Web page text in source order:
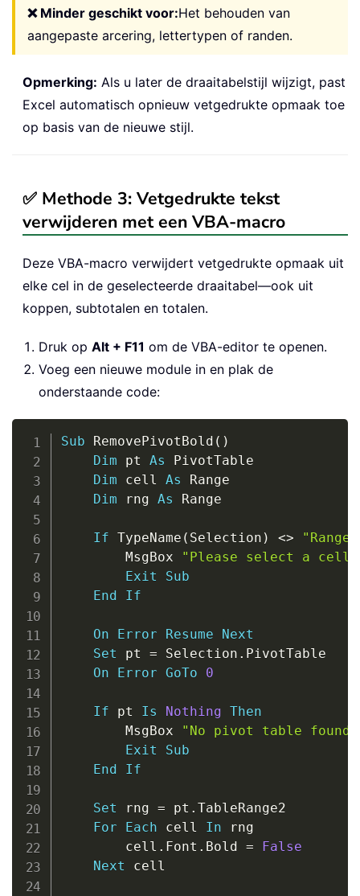
❌ Minder geschikt voor:Het behouden van
aangepaste arcering, lettertypen of randen.
Opmerking: Als u later de draaitabelstijl wijzigt, past
Excel automatisch opnieuw vetgedrukte opmaak toe
op basis van de nieuwe stijl.
✅ Methode 3: Vetgedrukte tekst
verwijderen met een VBA-macro
Deze VBA-macro verwijdert vetgedrukte opmaak uit
elke cel in de geselecteerde draaitabel—ook uit
koppen, subtotalen en totalen.
Druk op Alt + F11 om de VBA-editor te openen.
Voeg een nieuwe module in en plak de
onderstaande code:
Sub RemovePivotBold ( )
Dim pt As PivotTable
Dim cell As Range
Dim rng As Range
If TypeName ( Selection ) <>
"Range"
        MsgBox
"Please select a
Exit
Sub
End
If
On Error Resume
Next
Set pt = Selection . PivotTable
On
Error GoTo 0
If pt Is Nothing Then
        MsgBox
"No pivot table
Exit
Sub
End
If
Set rng = pt . TableRange2
For
Each cell In rng
        cell
. Font . Bold =
False
Next cell